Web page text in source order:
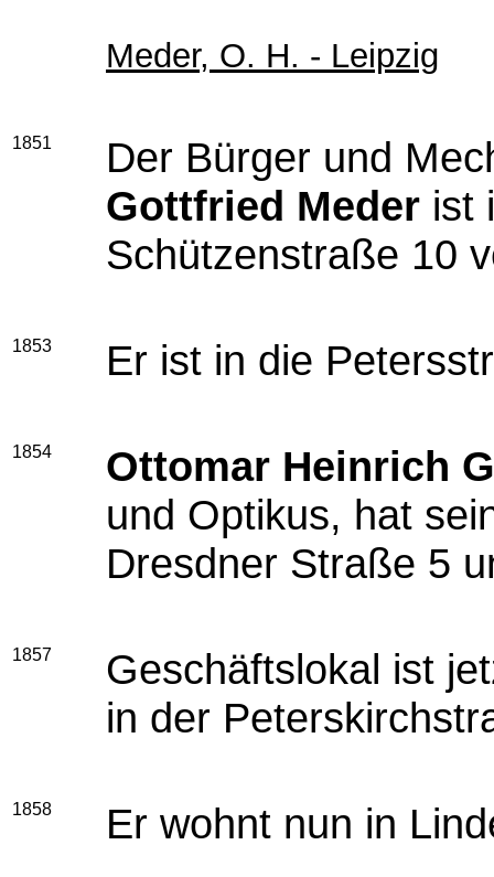
Meder, O. H. - Leipzig
1851
Der Bürger und
Gottfried Meder ist
Schützenstraße 10
1853 Er ist in die
1854
Ottomar Heinrich
und Optikus, hat
Dresdner Straße 5
1857
Geschäftslokal ist
in der
1858 Er wohnt nun in